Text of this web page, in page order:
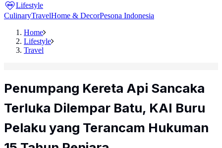
Lifestyle
CulinaryTravelHome & DecorPesona Indonesia
Home
Lifestyle
Travel
Penumpang Kereta Api Sancaka
Terluka Dilempar Batu, KAI Buru
Pelaku yang Terancam Hukuman